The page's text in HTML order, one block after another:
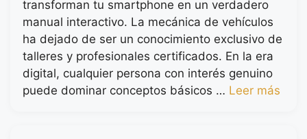
transforman tu smartphone en un verdadero
manual interactivo. La mecánica de vehículos
ha dejado de ser un conocimiento exclusivo de
talleres y profesionales certificados. En la era
digital, cualquier persona con interés genuino
puede dominar conceptos básicos … Leer más